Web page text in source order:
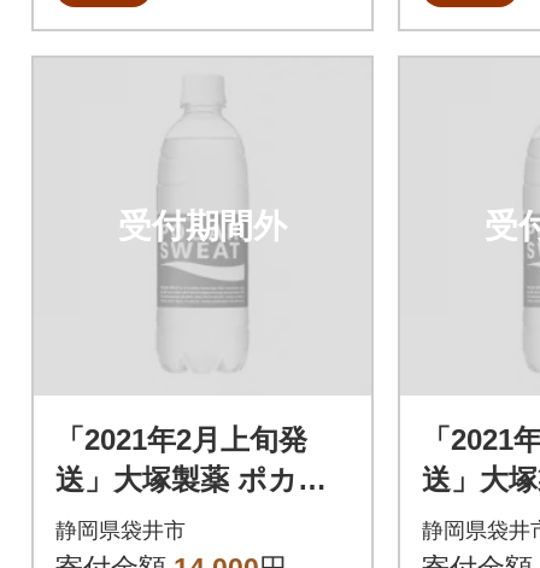
受付期間外
「2021年2月上旬発
送」大塚製薬 ポカリ
スエット 500ml×24本
静岡県袋井市
受
「2021
送」大
スエッ
静岡県袋井